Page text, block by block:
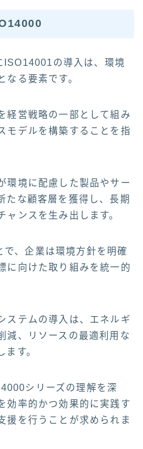
ISO14001の導入は、環境
なる要素です。
経営戦略の一部として組み
モデルを構築することを指
環境に配慮した製品やサー
たな顧客層を獲得し、長期
ャンスを生み出します。
、企業は環境方針を明確
に向けた取り組みを統一的
ステムの導入は、エネルギ
減、リソースの最適利用な
す。
シリーズの理解を深
効率的かつ効果的に実践す
援を行うことが求められま